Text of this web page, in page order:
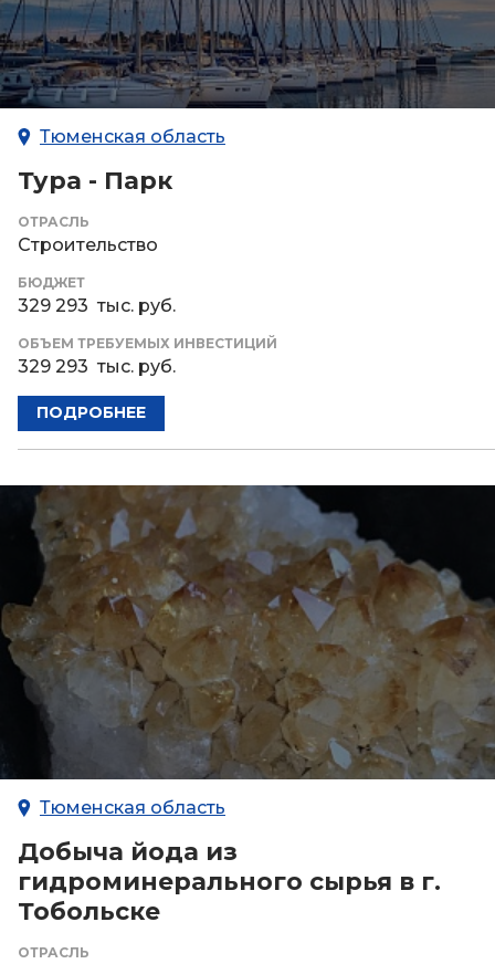
Тура - Парк
Тюменская область
ОТРАСЛЬ
Строительство
БЮДЖЕТ
329 293 тыс. руб.
ОБЪЕМ ТРЕБУЕМЫХ ИНВЕСТИЦИЙ
329 293 тыс. руб.
ПОДРОБНЕЕ
Добыча йода из
гидроминерального сырья в г.
Тобольске
Тюменская область
ОТРАСЛЬ